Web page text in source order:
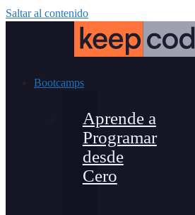
Saltar al contenido
Bootcamps
Aprende a
Programar
desde
Cero